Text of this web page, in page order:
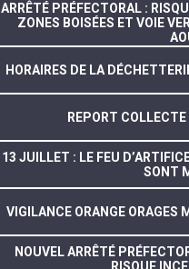
ARRÊTÉ PRÉFECTORAL :
ZONES BOISÉES ET VOIE
HORAIRES DE LA
REPORT COLLECTE
13 JUILLET : LE FEU
SONT
VIGILANCE ORANGE ORAGES
NOUVEL ARRÊTÉ